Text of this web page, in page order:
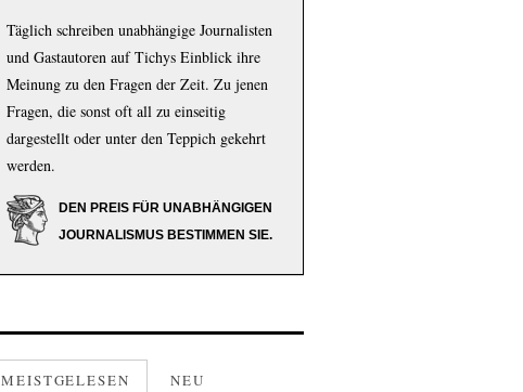
Täglich schreiben unabhängige Journalisten
und Gastautoren auf Tichys Einblick ihre
Meinung zu den Fragen der Zeit. Zu jenen
Fragen, die sonst oft all zu einseitig
dargestellt oder unter den Teppich gekehrt
werden.
DEN PREIS FÜR UNABHÄNGIGEN
JOURNALISMUS BESTIMMEN SIE.
MEISTGELESEN NEU